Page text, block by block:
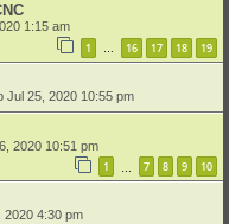
1:15 am
1 … 16 17 18 19
Jul 25, 2020 10:55 pm
2020 10:51 pm
1 7 8 9 10
2020 4:30 pm